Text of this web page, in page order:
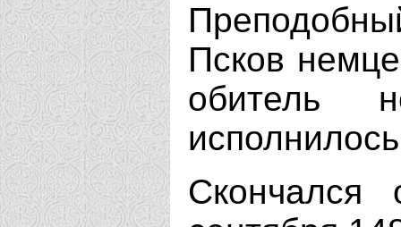
Псков
обитель